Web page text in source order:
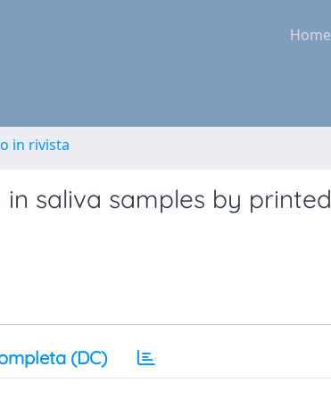
Home
in rivista
saliva samples by printed
(DC)